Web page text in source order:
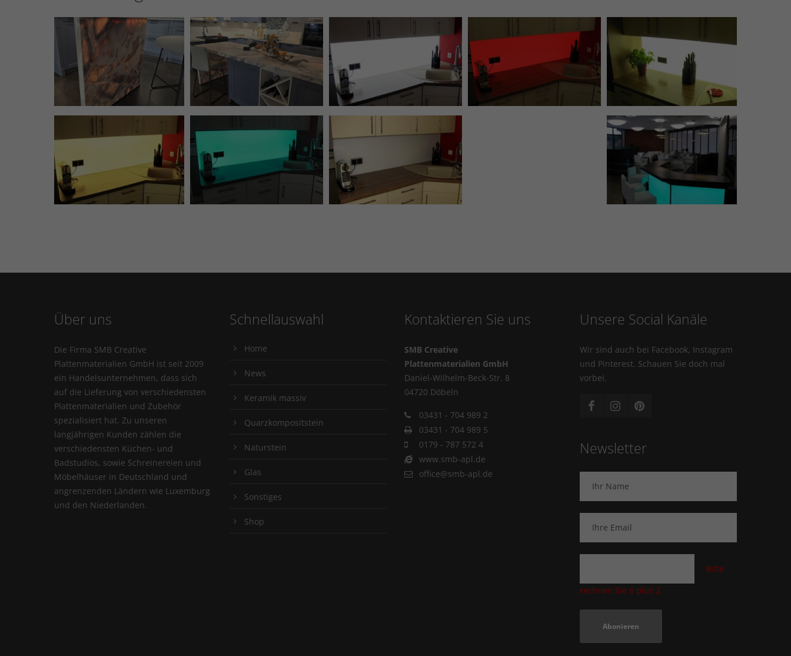
Naturstein Dover White, LED
Beleutung, OF satiniert
Naturstein Dover White, LED
Beleutung, OF satiniert
Über uns
Die Firma SMB Creative
Plattenmaterialien GmbH ist seit 2009
ein Handelsunternehmen, dass sich
auf die Lieferung von verschiedensten
Plattenmaterialien und Zubehör
spezialisiert hat. Zu unseren
langjährigen Kunden zählen die
verschiedensten Küchen- und
Badstudios, sowie Schreinereien und
Möbelhäuser in Deutschland und
angrenzenden Ländern wie Luxemburg
und den Niederlanden.
Schnellauswahl
Home
News
Keramik massiv
Quarzkompositstein
Naturstein
Glas
Sonstiges
Shop
Kontaktieren Sie uns
SMB Creative
Plattenmaterialien GmbH
Daniel-Wilhelm-Beck-Str. 8
04720 Döbeln
03431 - 704 989 2
03431 - 704 989 5
0179 - 787 572 4
www.smb-apl.de
office@smb-apl.de
Unsere Social Kanäle
Wir sind auch bei Facebook, Instagram
und Pinterest. Schauen Sie doch mal
vorbei.
Newsletter
Bitte
rechnen Sie 6 plus 2.
Abonieren